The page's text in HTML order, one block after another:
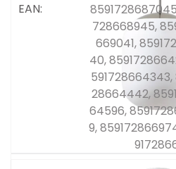
EAN:
728668945,
669041,
40,
28664442,
64596,
9,